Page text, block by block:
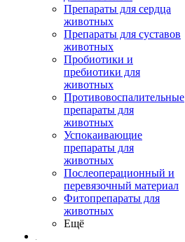
Препараты для сердца
животных
Препараты для суставов
животных
Пробиотики и
пребиотики для
животных
Противовоспалительные
препараты для
животных
Успокаивающие
препараты для
животных
Послеоперационный и
перевязочный материал
Фитопрепараты для
животных
Ещё